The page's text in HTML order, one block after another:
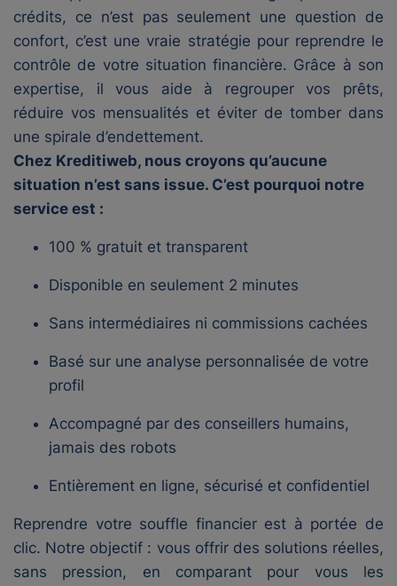
crédits, ce n’est pas seulement une question de
confort, c’est une vraie stratégie pour reprendre le
contrôle de votre situation financière. Grâce à son
expertise, il vous aide à regrouper vos prêts,
réduire vos mensualités et éviter de tomber dans
une spirale d’endettement.
Chez Kreditiweb, nous croyons qu’aucune
situation n’est sans issue. C’est pourquoi notre
service est :
100 % gratuit et transparent
Disponible en seulement 2 minutes
Sans intermédiaires ni commissions cachées
Basé sur une analyse personnalisée de votre
profil
Accompagné par des conseillers humains,
jamais des robots
Entièrement en ligne, sécurisé et confidentiel
Reprendre votre souffle financier est à portée de
clic. Notre objectif : vous offrir des solutions réelles,
sans pression, en comparant pour vous les